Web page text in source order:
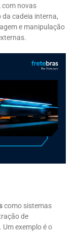
com novas
cadeia interna,
e manipulação
como sistemas
de
exemplo é o